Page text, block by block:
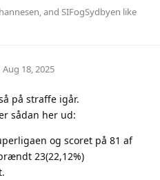
, and SIFogSydbyen like
Aug 18, 2025
på straffe igår.
sådan her ud:
og scoret på 81 af
23(22,12%)